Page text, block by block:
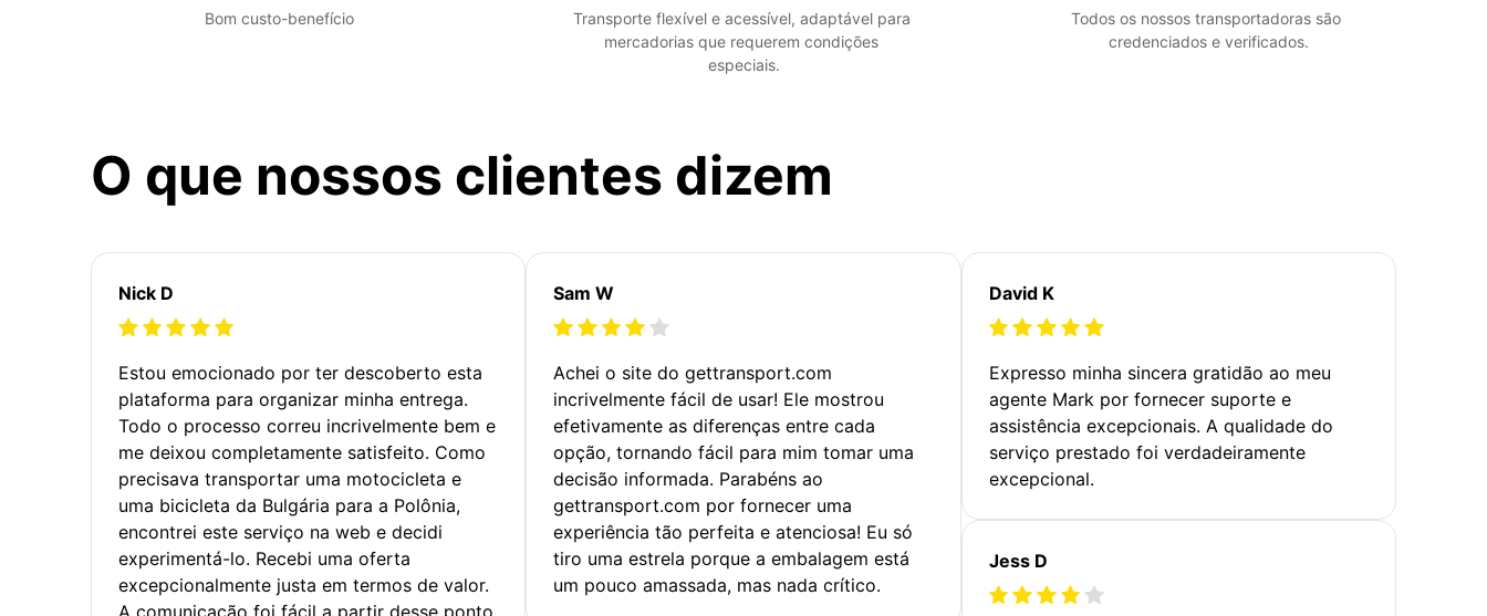
Bom custo-benefício
Transporte flexível e acessível, adaptável para
mercadorias que requerem condições
especiais.
Todos os nossos transportadoras são
credenciados e verificados.
O que nossos clientes dizem
Nick D
Estou emocionado por ter descoberto esta
plataforma para organizar minha entrega.
Todo o processo correu incrivelmente bem e
me deixou completamente satisfeito. Como
precisava transportar uma motocicleta e
uma bicicleta da Bulgária para a Polônia,
encontrei este serviço na web e decidi
experimentá-lo. Recebi uma oferta
excepcionalmente justa em termos de valor.
A comunicação foi fácil a partir desse ponto,
Sam W
Achei o site do gettransport.com
incrivelmente fácil de usar! Ele mostrou
efetivamente as diferenças entre cada
opção, tornando fácil para mim tomar uma
decisão informada. Parabéns ao
gettransport.com por fornecer uma
experiência tão perfeita e atenciosa! Eu só
tiro uma estrela porque a embalagem está
um pouco amassada, mas nada crítico.
David K
Expresso minha sincera gratidão ao meu
agente Mark por fornecer suporte e
assistência excepcionais. A qualidade do
serviço prestado foi verdadeiramente
excepcional.
Jess D